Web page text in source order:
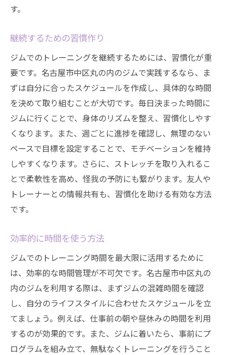
す。
継続するための習慣作り
ジムでのトレーニングを継続するためには、習慣化が重
要です。名古屋市中区丸の内のジムで実践するなら、ま
ずは自分に合ったスケジュールを作成し、具体的な時間
を決めて取り組むことが大切です。毎日決まった時間に
ジムに行くことで、身体のリズムを整え、習慣化しやす
くなります。また、週ごとに進捗を確認し、無理のない
ペースで目標を設定することで、モチベーションを維持
しやすくなります。さらに、ストレッチを取り入れるこ
とで柔軟性を高め、怪我の予防にも繋がります。友人や
トレーナーとの情報共有も、習慣化を助ける有効な方法
です。
効率的に時間を使う方法
ジムでのトレーニング時間を最大限に活用するために
は、効率的な時間管理が不可欠です。名古屋市中区丸の
内のジムを利用する際は、まずジムの混雑時間を確認
し、自分のライフスタイルに合わせたスケジュールを立
てましょう。例えば、仕事前の朝や昼休みの時間を利用
するのが効果的です。また、ジムに着いたら、事前にプ
ログラムを組み立て、無駄なくトレーニングを行うこと